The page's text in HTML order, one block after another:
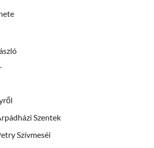
Szentek
Szívmeséi